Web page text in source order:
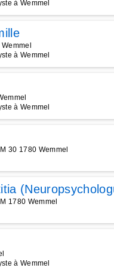
à Wemmel
à Wemmel
à Wemmel
30 1780 Wemmel
1780 Wemmel
à Wemmel